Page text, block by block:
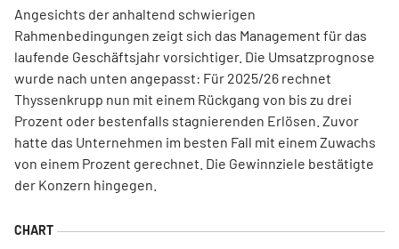
Angesichts der anhaltend schwierigen
Rahmenbedingungen zeigt sich das Management für das
laufende Geschäftsjahr vorsichtiger. Die Umsatzprognose
wurde nach unten angepasst: Für 2025/26 rechnet
Thyssenkrupp nun mit einem Rückgang von bis zu drei
Prozent oder bestenfalls stagnierenden Erlösen. Zuvor
hatte das Unternehmen im besten Fall mit einem Zuwachs
von einem Prozent gerechnet. Die Gewinnziele bestätigte
der Konzern hingegen.